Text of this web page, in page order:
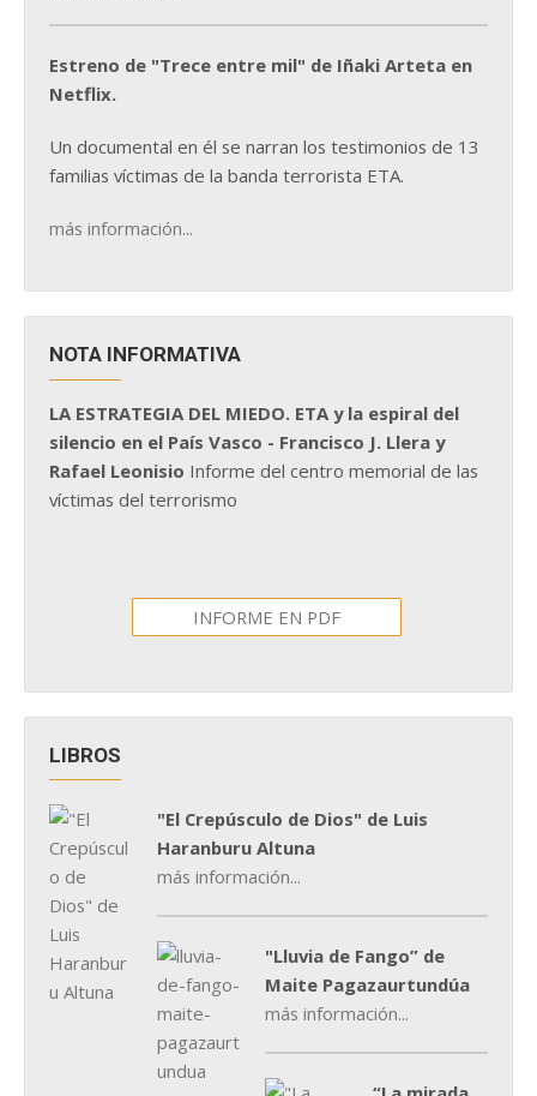
Estreno de "Trece entre mil" de Iñaki Arteta en
Netflix.
Un documental en él se narran los testimonios de 13
familias víctimas de la banda terrorista ETA.
más información...
NOTA INFORMATIVA
LA ESTRATEGIA DEL MIEDO. ETA y la espiral del
silencio en el País Vasco - Francisco J. Llera y
Rafael Leonisio Informe del centro memorial de las
víctimas del terrorismo
INFORME EN PDF
LIBROS
"El Crepúsculo de Dios" de Luis
Haranburu Altuna
más información...
"Lluvia de Fango” de
Maite Pagazaurtundúa
más información...